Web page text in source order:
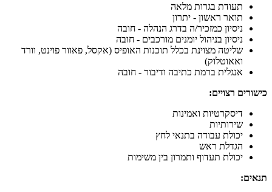
תעודת בגרות מלאה
תואר ראשון - יתרון
ניסיון כמזכיר/ה בדרג הנהלה - חובה
ניסיון בניהול יומנים מורכבים - חובה
שליטה מצוינת בכלל תוכנות האופיס (אקסל, פאוור פוינט, וורד
ואאוטלוק)
אנגלית ברמת כתיבה ודיבור - חובה
כישורים רצויים:
דיסקרטיות ואמינות
שירותיות
יכולת עבודה בתנאי לחץ
הגדלת ראש
יכולת תעדוף ותמרון בין משימות
תנאים: